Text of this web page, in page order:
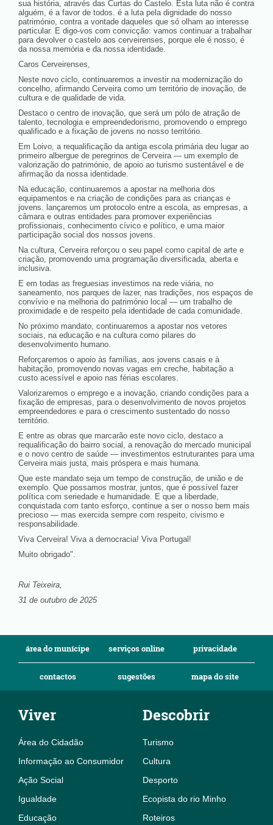
sua história, através das Curtas do Castelo. Esta luta não é contra
alguém, é a favor de todos. é a luta pela dignidade do nosso
património, contra a vontade daqueles que só olham ao interesse
particular. E digo-vos com convicção: vamos continuar a trabalhar
para devolver o castelo aos cerveirenses, porque ele é nosso, é
da nossa memória e da nossa identidade.
Caros Cerveirenses,
Neste novo ciclo, continuaremos a investir na modernização do
concelho, afirmando Cerveira como um território de inovação, de
cultura e de qualidade de vida.
Destaco o centro de inovação, que será um pólo de atração de
talento, tecnologia e empreendedorismo, promovendo o emprego
qualificado e a fixação de jovens no nosso território.
Em Loivo, a requalificação da antiga escola primária deu lugar ao
primeiro albergue de peregrinos de Cerveira — um exemplo de
valorização do património, de apoio ao turismo sustentável e de
afirmação da nossa identidade.
Na educação, continuaremos a apostar na melhoria dos
equipamentos e na criação de condições para as crianças e
jovens. lançaremos um protocolo entre a escola, as empresas, a
câmara e outras entidades para promover experiências
profissionais, conhecimento cívico e político, e uma maior
participação social dos nossos jovens.
Na cultura, Cerveira reforçou o seu papel como capital de arte e
criação, promovendo uma programação diversificada, aberta e
inclusiva.
E em todas as freguesias investimos na rede viária, no
saneamento, nos parques de lazer, nas tradições, nos espaços de
convívio e na melhoria do património local — um trabalho de
proximidade e de respeito pela identidade de cada comunidade.
No próximo mandato, continuaremos a apostar nos vetores
sociais, na educação e na cultura como pilares do
desenvolvimento humano.
Reforçaremos o apoio às famílias, aos jovens casais e à
habitação, promovendo novas vagas em creche, habitação a
custo acessível e apoio nas férias escolares.
Valorizaremos o emprego e a inovação, criando condições para a
fixação de empresas, para o desenvolvimento de novos projetos
empreendedores e para o crescimento sustentado do nosso
território.
E entre as obras que marcarão este novo ciclo, destaco a
requalificação do bairro social, a renovação do mercado municipal
e o novo centro de saúde — investimentos estruturantes para uma
Cerveira mais justa, mais próspera e mais humana.
Que este mandato seja um tempo de construção, de união e de
exemplo. Que possamos mostrar, juntos, que é possível fazer
política com seriedade e humanidade. E que a liberdade,
conquistada com tanto esforço, continue a ser o nosso bem mais
precioso — mas exercida sempre com respeito, civismo e
responsabilidade.
Viva Cerveira! Viva a democracia! Viva Portugal!
Muito obrigado".
Rui Teixeira,
31 de outubro de 2025
área do munícipe serviços online privacidade
contactos sugestões mapa do site
Viver
Área do Cidadão
Informação ao Consumidor
Ação Social
Igualdade
Educação
Descobrir
Turismo
Cultura
Desporto
Ecopista do rio Minho
Roteiros